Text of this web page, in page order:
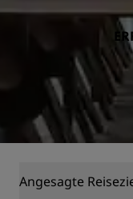
Angesagte